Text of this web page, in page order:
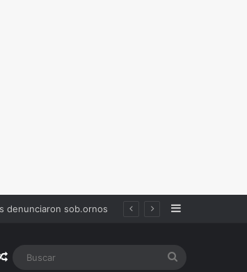
denunciaron sob.ornos Sidebar
Random Article